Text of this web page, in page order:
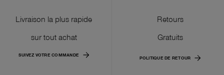
Livraison la plus rapide
sur tout achat
SUIVEZ VOTRE COMMANDE
Retours
Gratuits
POLITIQUE DE RETOUR